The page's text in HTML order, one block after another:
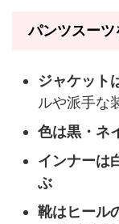
パンツスーツ
ジャケット
ルや派手な
色は黒・ネ
インナーは
ぶ
靴はヒール